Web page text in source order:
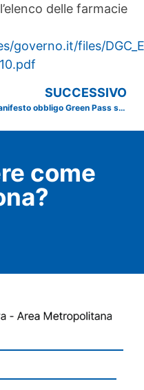
delle farmacie
governo.it/files/
SUCCESSIVO
Manifesto obbligo Green Pass scaricabile per le imprese
come